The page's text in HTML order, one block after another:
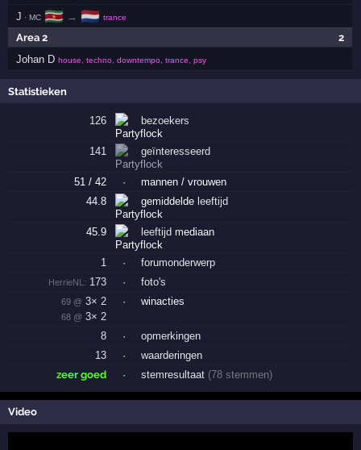
J · MC 🇸🇷 → 🇳🇱 trance
2
Area 2
Johan D house, techno, downtempo, trance, psy
Statistieken
126 bezoekers
141 geïnteresseerd
51 / 42 ·
mannen / vrouwen
44.8
gemiddelde leeftijd
45.9 leeftijd mediaan
1 · forumonderwerp
HerrieNL: 173 · foto's
69 @ 3× 2
68 @ 3× 2
· winacties
8 ·
opmerkingen
13
·
waarderingen
zeer goed
· stemresultaat (78 stemmen)
Video